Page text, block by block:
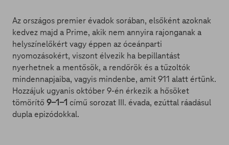
Az országos premier évadok sorában, elsőként azoknak
kedvez majd a Prime, akik nem annyira rajonganak a
helyszínelőkért vagy éppen az óceánparti
nyomozásokért, viszont élvezik ha bepillantást
nyerhetnek a mentősök, a rendőrök és a tűzoltók
mindennapjaiba, vagyis mindenbe, amit 911 alatt értünk.
Hozzájuk ugyanis október 9-én érkezik a hősöket
tömörítő 9-1-1 című sorozat III. évada, ezúttal ráadásul
dupla epizódokkal.